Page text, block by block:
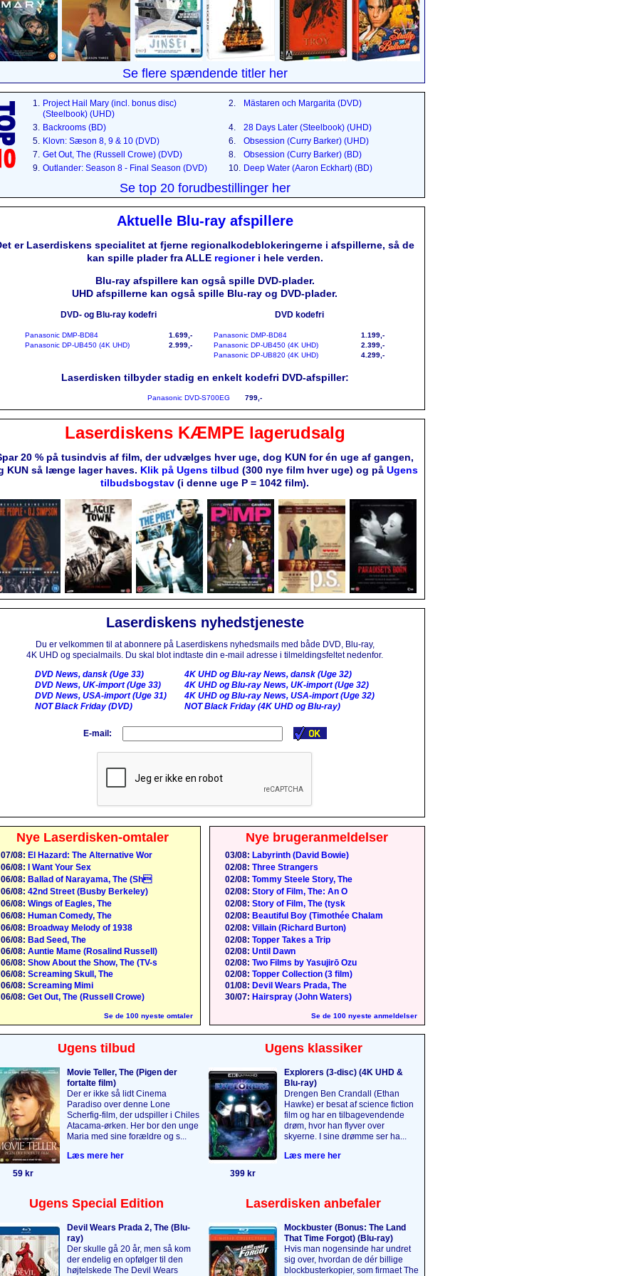
Se flere spændende titler her
1. Project Hail Mary (incl. bonus disc)
(Steelbook) (UHD)
2. Mästaren och Margarita (DVD)
3. Backrooms (BD) 4.
28 Days Later (Steelbook) (UHD)
5. Klovn: Sæson 8, 9 & 10 (DVD) 6.
Obsession (Curry Barker) (UHD)
7. Get Out, The (Russell Crowe) (DVD) 8.
Obsession (Curry Barker) (BD)
9. Outlander: Season 8 - Final Season (DVD) 10. Deep Water (Aaron Eckhart) (BD)
Se top 20 forudbestillinger her
Aktuelle Blu-ray afspillere
er Laserdiskens specialitet at fjerne regionalkodeblokeringerne i afspillerne, så de
kan spille plader fra ALLE regioneri hele verden.
Blu-ray afspillere kan også spille DVD-plader.
UHD afspillerne kan også spille Blu-ray og DVD-plader.
DVD- og Blu-ray kodefri DVD kodefri
Panasonic DMP-BD84 1.699,- Panasonic DMP-BD84
1.199,-
Panasonic DP-UB450 (4K UHD)
2.999,- Panasonic DP-UB450 (4K UHD)
2.399,-
Panasonic DP-UB820 (4K UHD)
4.299,-
Laserdisken tilbyder stadig en enkelt kodefri DVD-afspiller:
Panasonic DVD-S700EG 799,-
Laserdiskens KÆMPE lagerudsalg
20 % på tusindvis af film, der udvælges hver uge, dog KUN for én uge af gangen,
KUN så længe lager haves. Klik på Ugens tilbud (300 nye film hver uge) og på Ugens
tilbudsbogstav (i denne uge P = 1042 film).
Laserdiskens nyhedstjeneste
Du er velkommen til at abonnere på Laserdiskens nyhedsmails med både DVD, Blu-ray,
4K UHD og specialmails. Du skal blot indtaste din e-mail adresse i tilmeldingsfeltet nedenfor.
DVD News, dansk (Uge 33)
4K UHD og Blu-ray News, dansk (Uge 32)
DVD News, UK-import (Uge 33)
4K UHD og Blu-ray News, UK-import (Uge 32)
DVD News, USA-import (Uge 31)
4K UHD og Blu-ray News, USA-import (Uge 32)
NOT Black Friday (DVD)
NOT Black Friday (4K UHD og Blu-ray)
E-mail:
Nye Laserdisken-omtaler
07/08: El Hazard: The Alternative Wor
06/08: I Want Your Sex
06/08: Ballad of Narayama, The (Sh
06/08: 42nd Street (Busby Berkeley)
06/08: Wings of Eagles, The
06/08: Human Comedy, The
06/08: Broadway Melody of 1938
06/08: Bad Seed, The
06/08: Auntie Mame (Rosalind Russell)
06/08: Show About the Show, The (TV-s
06/08: Screaming Skull, The
06/08: Screaming Mimi
06/08: Get Out, The (Russell Crowe)
Se de 100 nyeste omtaler
Nye brugeranmeldelser
03/08: Labyrinth (David Bowie)
02/08: Three Strangers
02/08: Tommy Steele Story, The
02/08: Story of Film, The: An O
02/08: Story of Film, The (tysk
02/08: Beautiful Boy (Timothée Chalam
02/08: Villain (Richard Burton)
02/08: Topper Takes a Trip
02/08: Until Dawn
02/08: Two Films by Yasujirō Ozu
02/08: Topper Collection (3 film)
01/08: Devil Wears Prada, The
30/07: Hairspray (John Waters)
Se de 100 nyeste anmeldelser
Ugens tilbud
Movie Teller, The (Pigen der
fortalte film)
Der er ikke så lidt Cinema
Paradiso over denne Lone
Scherfig-film, der udspiller i Chiles
Atacama-ørken. Her bor den unge
Maria med sine forældre og s...
Læs mere her
59 kr
Ugens klassiker
Explorers (3-disc) (4K UHD &
Blu-ray)
Drengen Ben Crandall (Ethan
Hawke) er besat af science fiction
film og har en tilbagevendende
drøm, hvor han flyver over
skyerne. I sine drømme ser ha...
Læs mere her
399 kr
Ugens Special Edition
Devil Wears Prada 2, The (Blu-
ray)
Der skulle gå 20 år, men så kom
der endelig en opfølger til den
højtelskede The Devil Wears
Laserdisken anbefaler
Mockbuster (Bonus: The Land
That Time Forgot) (Blu-ray)
Hvis man nogensinde har undret
sig over, hvordan de dér billige
blockbusterkopier, som firmaet The